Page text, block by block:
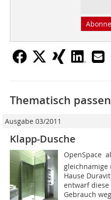
Thematisch
Ausgabe 03/2011
Klapp-Dusche
OpenSpace 
gleichnamige
Hause
entwarf
Gebrauch